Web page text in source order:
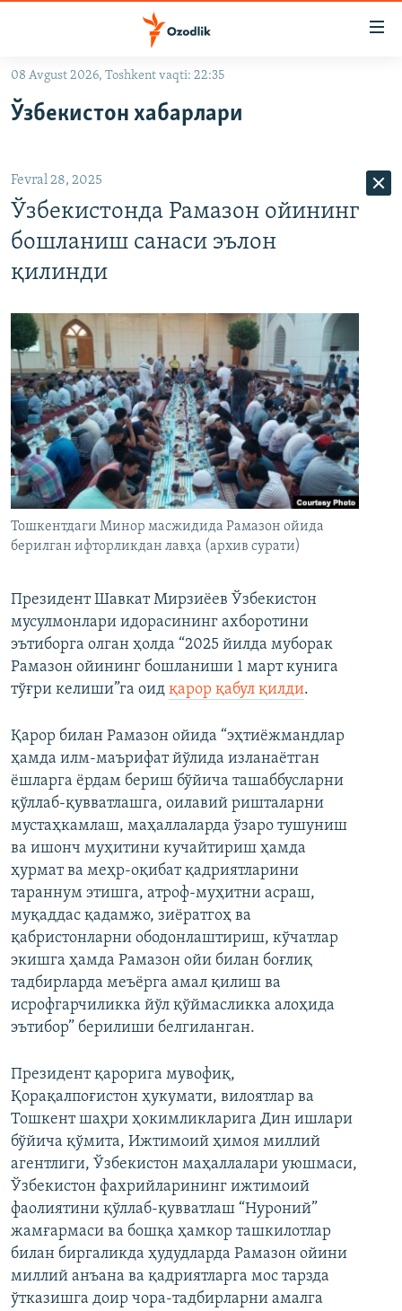
Асосий
Қидиришга
ўтинг
OZODLIK SURISHTIRUVLARI
На русском
Озодлик бошқа тилларда
08 Avgust 2026, Toshkent vaqti: 22:35
Ўзбекистон хабарлари
Fevral 28, 2025
Ўзбекистонда Рамазон ойининг
бошланиш санаси эълон
қилинди
Тошкентдаги Минор масжидида Рамазон ойида
берилган ифторликдан лавҳа (архив сурати)
Президент Шавкат Мирзиёев Ўзбекистон
мусулмонлари идорасининг ахборотини
эътиборга олган ҳолда “2025 йилда муборак
Рамазон ойининг бошланиши 1 март кунига
тўғри келиши”га оид қарор қабул қилди.
Қарор билан Рамазон ойида “эҳтиёжмандлар
ҳамда илм-маърифат йўлида изланаётган
ёшларга ёрдам бериш бўйича ташаббусларни
қўллаб-қувватлашга, оилавий ришталарни
мустаҳкамлаш, маҳаллаларда ўзаро тушуниш
ва ишонч муҳитини кучайтириш ҳамда
ҳурмат ва меҳр-оқибат қадриятларини
тараннум этишга, атроф-муҳитни асраш,
муқаддас қадамжо, зиёратгоҳ ва
қабристонларни ободонлаштириш, кўчатлар
экишга ҳамда Рамазон ойи билан боғлиқ
тадбирларда меъёрга амал қилиш ва
исрофгарчиликка йўл қўймасликка алоҳида
эътибор” берилиши белгиланган.
Президент қарорига мувофиқ,
Қорақалпоғистон ҳукумати, вилоятлар ва
Тошкент шаҳри ҳокимликларига Дин ишлари
бўйича қўмита, Ижтимоий ҳимоя миллий
агентлиги, Ўзбекистон маҳаллалари уюшмаси,
Ўзбекистон фахрийларининг ижтимоий
фаолиятини қўллаб-қувватлаш “Нуроний”
жамғармаси ва бошқа ҳамкор ташкилотлар
билан биргаликда ҳудудларда Рамазон ойини
миллий анъана ва қадриятларга мос тарзда
ўтказишга доир чора-тадбирларни амалга